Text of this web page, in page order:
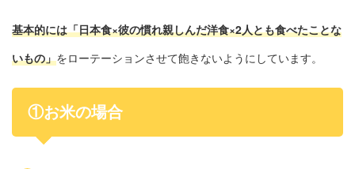
基本的には「日本食×彼の慣れ親しんだ洋食×2人とも食べたことな
いもの」をローテーションさせて飽きないようにしています。
①お米の場合